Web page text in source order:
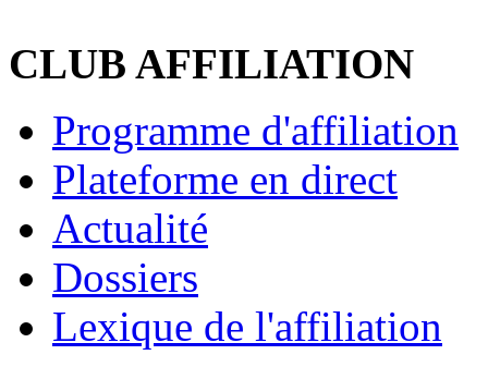
CLUB AFFILIATION
Programme d'affiliation
Plateforme en direct
Actualité
Dossiers
Lexique de l'affiliation